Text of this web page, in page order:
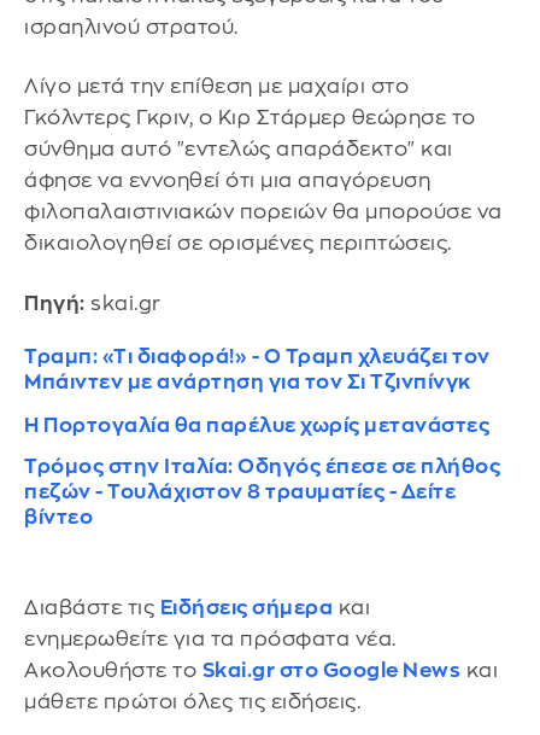
ισραηλινού στρατού.
Λίγο μετά την επίθεση με μαχαίρι στο
Γκόλντερς Γκριν, ο Κιρ Στάρμερ θεώρησε το
σύνθημα αυτό "εντελώς απαράδεκτο" και
άφησε να εννοηθεί ότι μια απαγόρευση
φιλοπαλαιστινιακών πορειών θα μπορούσε να
δικαιολογηθεί σε ορισμένες περιπτώσεις.
Πηγή: skai.gr
Τραμπ: «Τι διαφορά!» - Ο Τραμπ χλευάζει τον
Μπάιντεν με ανάρτηση για τον Σι Τζινπίνγκ
Η Πορτογαλία θα παρέλυε χωρίς μετανάστες
Τρόμος στην Ιταλία: Οδηγός έπεσε σε πλήθος
πεζών - Τουλάχιστον 8 τραυματίες - Δείτε
βίντεο
Διαβάστε τις Ειδήσεις σήμερα και
ενημερωθείτε για τα πρόσφατα νέα.
Ακολουθήστε το Skai.gr στο Google News και
μάθετε πρώτοι όλες τις ειδήσεις.